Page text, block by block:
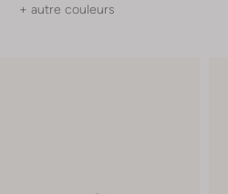
+ autre couleurs